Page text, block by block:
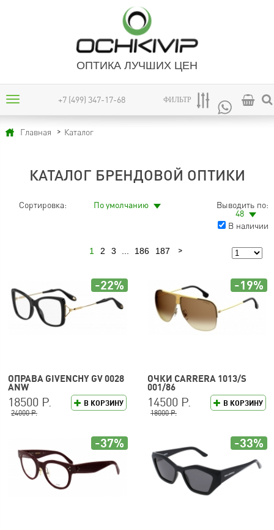
ОПТИКА ЛУЧШИХ ЦЕН
+7 (499) 347-17-68 ФИЛЬТР
Главная Каталог
КАТАЛОГ БРЕНДОВОЙ ОПТИКИ
Сортировка: По умолчанию
Выводить по:
48
В наличии
1 2 3 186 187
ОПРАВА GIVENCHY GV 0028
ANW
В КОРЗИНУ
18500 Р.
24000 Р.
-22%
ОЧКИ CARRERA 1013/S
001/86
В КОРЗИНУ
14500 Р.
18000 Р.
-19%
-37% -33%